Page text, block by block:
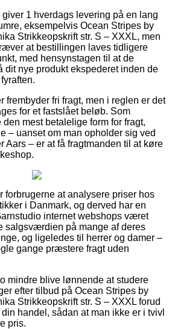
1 hverdags levering på en lang
eksempelvis Ocean Stripes by
Strikkeopskrift str. S – XXXL, men
at bestillingen laves tidligere
med hensynstagen til at de
dit nye produkt ekspederet inden de
frembyder fri fragt, men i reglen er det
for et fastslået beløb. Som
mest betalelige form for fragt,
– uanset om man opholder sig ved
Aars – er at få fragtmanden til at køre
forbrugerne at analysere priser hos
i Danmark, og derved har en
internet webshops været
salgsværdien på mange af deres
og ligeledes til herrer og damer –
gange præstere fragt uden
mindre blive lønnende at studere
efter tilbud på Ocean Stripes by
Strikkeopskrift str. S – XXXL forud
handel, sådan at man ikke er i tvivl
pris.